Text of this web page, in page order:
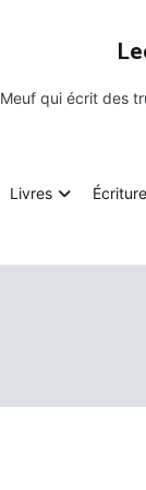
Meuf qui écrit des
Livres Écriture